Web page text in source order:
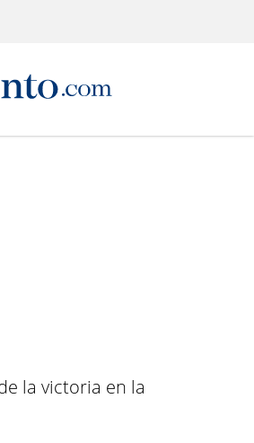
la victoria en la